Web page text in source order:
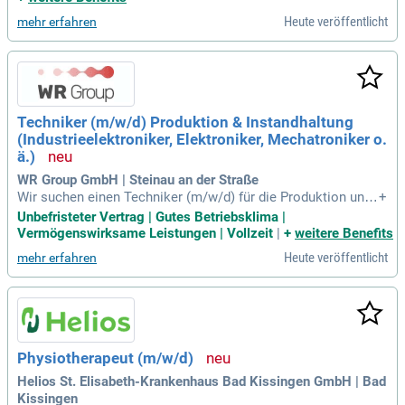
Norden Bayerns. Mit 175 Betten und zahlreichen Fachabteilu
ngen garantieren wir eine optimale Patientenversorgung. Pr
ofitieren Sie von einer kollegialen Atmosphäre und innovativ
en Entwicklungen in der Gesundheitsversorgung. Bewerben
Sie sich jetzt unter der Kennziffer: 1102 000088 und gestalte
n Sie Ihre Zukunft in einer führenden Klinik!
mehr erfahren Heute veröffentlicht
Techniker (m/w/d) Produktion & Instandhaltung
(Industrieelektroniker, Elektroniker, Mechatroniker o.
ä.)
WR Group GmbH | Steinau an der Straße
Wir suchen einen Techniker (m/w/d) für die Produktion und I
nstandhaltung in Steinau an der Straße. In dieser unbefristet
en Vollzeitstelle bist du verantwortlich für das Einrichten, B
edienen und Warten pharmazeutischer Produktionsanlagen.
Du erstellst Jahreswartungspläne und führst regelmäßige W
artungen durch. Außerdem kommunizierst du mit externen F
irmen zur Angebotsanfrage und Auftragserteilung. Zudem a
nalysierst du Schwachstellen und Störungen in den Anlagen,
um Verbesserungen vorzunehmen. Werde Teil unseres Tea
ms und trage zur Optimierung unserer Produktionsprozesse
bei!
+
Unbefristeter Vertrag | Gutes Betriebsklima |
Vermögenswirksame Leistungen | Vollzeit | + weitere Benefits
mehr erfahren Heute veröffentlicht
Physiotherapeut (m/w/d)
Helios St. Elisabeth-Krankenhaus Bad Kissingen GmbH | Bad
Kissingen